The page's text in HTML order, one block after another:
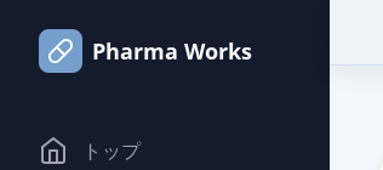
Pharma Works
トップ